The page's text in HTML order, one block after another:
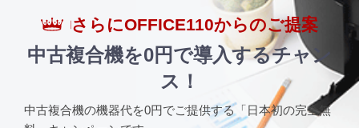
さらにOFFICE110からのご提案
中古複合機を0円で導入するチャン
ス！
中古複合機の機器代を0円でご提供する「日本初の完全無